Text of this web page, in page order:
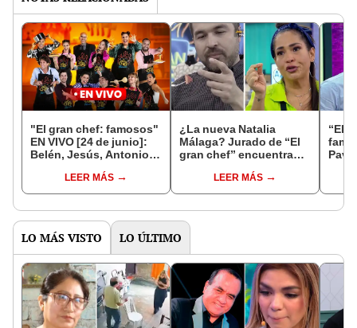
"El gran chef: famosos"
EN VIVO [24 de junio]:
Belén, Jesús, Antonio y
de eliminación
LEER MÁS
¿La nueva Natalia
Málaga? Jurado de “El
gran chef” encuentra
Katia Palma
LEER MÁS
“El
LO MÁS VISTO LO ÚLTIMO